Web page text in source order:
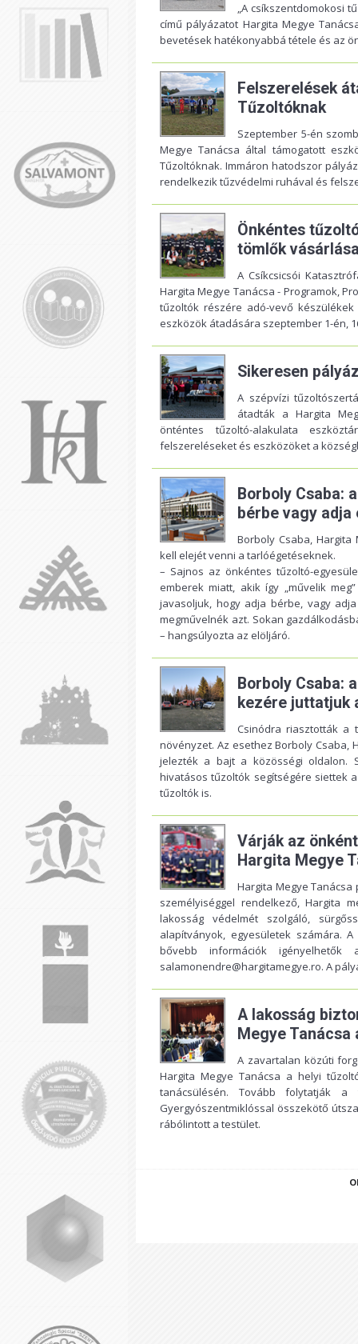
„A csíkszentdomokosi
című pályázatot Hargita Megye
bevetések hatékonyabbá tétele és az
Felszerelések
Tűzoltóknak
Szeptember 5-én
Megye Tanácsa által támogatott
Tűzoltóknak. Immáron hatodszor
rendelkezik tűzvédelmi ruhával és
Önkéntes
tömlők
A Csíkcsicsói
Hargita Megye Tanácsa - Programok,
tűzoltók részére adó-vevő
eszközök átadására szeptember 1-én,
Sikeresen
A szépvízi
átadták a Hargita
önténtes tűzoltó-alakulata
felszereléseket és eszközöket a
Borboly Csaba:
bérbe vagy
Borboly Csaba,
kell elejét venni a tarlóégetéseknek.
– Sajnos az önkéntes tűzoltó-
emberek miatt, akik így „művelik
javasoljuk, hogy adja bérbe, vagy
megművelnék azt. Sokan
– hangsúlyozta az elöljáró.
Borboly Csaba:
kezére juttatjuk
Csinódra riasztották
növényzet. Az esethez Borboly Csaba,
jelezték a bajt a közösségi oldalon.
hivatásos tűzoltók segítségére siettek
tűzoltók is.
Várják az
Hargita Megye
Hargita Megye
személyiséggel rendelkező, Hargita
lakosság védelmét szolgáló,
alapítványok, egyesületek számára.
bővebb információk igényelhetők
salamonendre@hargitamegye.ro. A
A lakosság
Megye
A zavartalan közúti
Hargita Megye Tanácsa a helyi
tanácsülésén. Tovább folytatják
Gyergyószentmiklóssal összekötő
rábólintott a testület.